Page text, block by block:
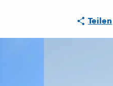
Teilen